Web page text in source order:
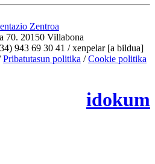
Zentroa
70. 20150 Villabona
943 69 30 41 / xenpelar [a bildua]
Pribatutasun politika /Cookie politika
idokum